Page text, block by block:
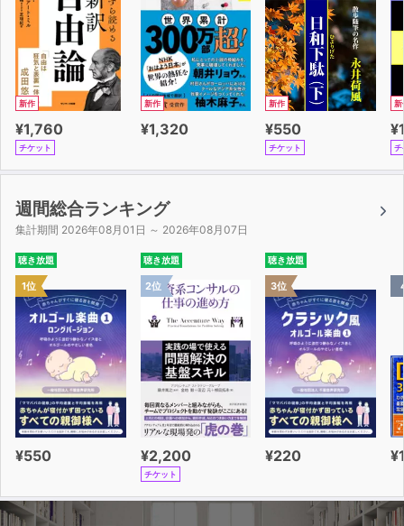
スタジオ収録盤にはないライブ盤のように、
生前の瀧本さんの生の声と熱量の大きさ、
そしてその普遍的なメッセージを、リアルに感じてもらえ
ると思う。
瀧本さんが未来に向けて飛ばす「檄」を受け取った君たち
ちへの一つの問いかけでもある。
新作
¥1,760
チケット
新作
¥1,320
新作
¥550
チケット
新
チ
週間総合ランキング
集計期間 2026年08月01日 ～ 2026年08月07日
聴き放題
1位
¥550
聴き放題
2位
¥2,200
チケット
聴き放題
3位
¥220